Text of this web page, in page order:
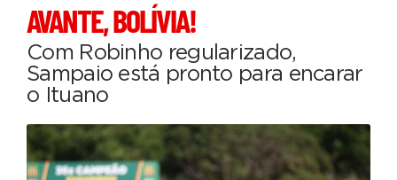
AVANTE, BOLÍVIA!
Com Robinho regularizado,
Sampaio está pronto para encarar
o Ituano